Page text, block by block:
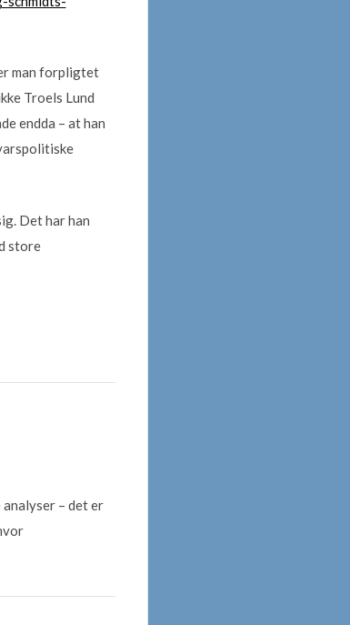
man forpligtet
Troels Lund
endda – at han
Det har han
store
– det er